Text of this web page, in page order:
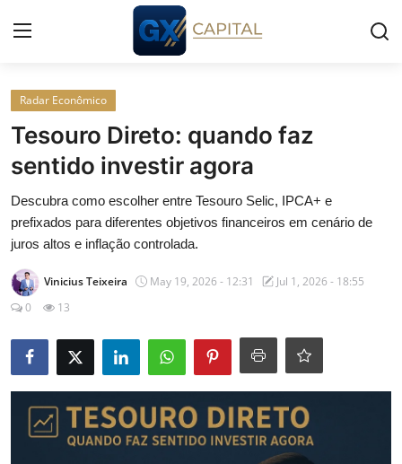
Entrar
Cursos
Simuladores
Wealth
Contato
Câmbio
Radar Econômico
Tesouro Direto: quando faz
sentido investir agora
Descubra como escolher entre Tesouro Selic, IPCA+ e
prefixados para diferentes objetivos financeiros em cenário de
juros altos e inflação controlada.
Vinicius Teixeira May 19, 2026 - 12:31
Jul 1, 2026 - 18:55
0
13